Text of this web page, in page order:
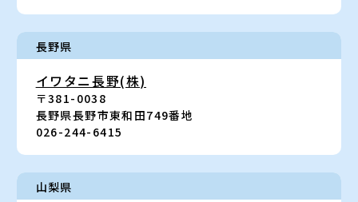
長野県
イワタニ長野(株)
〒381-0038
長野県長野市東和田749番地
026-244-6415
山梨県